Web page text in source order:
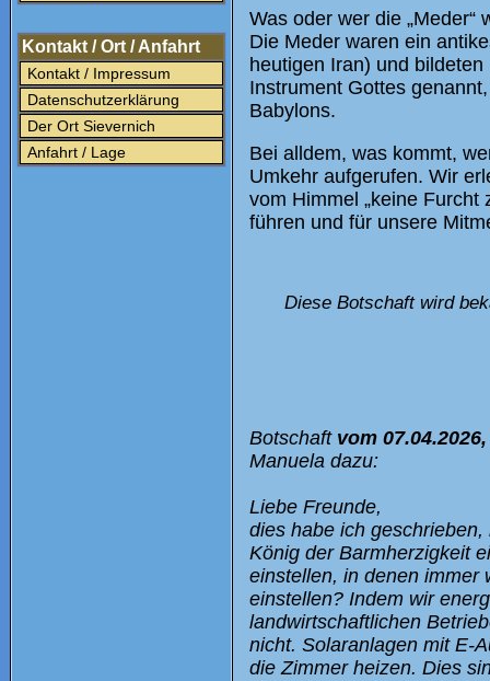
Kontakt / Ort / Anfahrt
Kontakt / Impressum
Datenschutzerklärung
Der Ort Sievernich
Anfahrt / Lage
Was oder wer die
Die Meder waren ein
heutigen Iran) und
Instrument Gottes
Babylons.
Bei alldem, was kommt,
Umkehr aufgerufen. Wir
vom Himmel „keine Furcht
führen und für unsere
Diese Botschaft wird
Botschaft vom 07.04.2026,
Manuela dazu:
Liebe Freunde,
dies habe ich
König der Barmherzigkeit
einstellen, in denen immer
einstellen? Indem wir
landwirtschaftlichen
nicht. Solaranlagen mit E-
die Zimmer heizen. Dies